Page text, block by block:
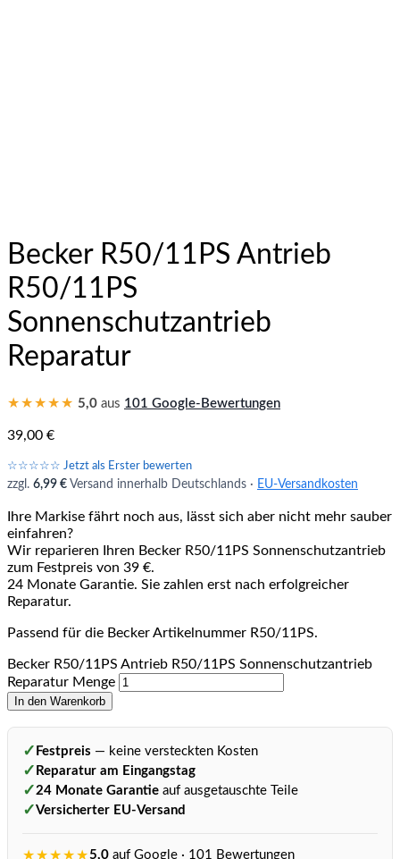
Becker R50/11PS Antrieb
R50/11PS
Sonnenschutzantrieb
Reparatur
★★★★★ 5,0 aus 101 Google-Bewertungen
39,00 €
☆☆☆☆☆ Jetzt als Erster bewerten
zzgl. 6,99 € Versand innerhalb Deutschlands · EU-Versandkosten
Ihre Markise fährt noch aus, lässt sich aber nicht mehr sauber
einfahren?
Wir reparieren Ihren Becker R50/11PS Sonnenschutzantrieb
zum Festpreis von 39 €.
24 Monate Garantie. Sie zahlen erst nach erfolgreicher
Reparatur.
Passend für die Becker Artikelnummer R50/11PS.
Becker R50/11PS Antrieb R50/11PS Sonnenschutzantrieb
Reparatur Menge
In den Warenkorb
✓ Festpreis — keine versteckten Kosten
✓ Reparatur am Eingangstag
✓24 Monate Garantie auf ausgetauschte Teile
✓Versicherter EU-Versand
★★★★★5,0 auf Google · 101 Bewertungen